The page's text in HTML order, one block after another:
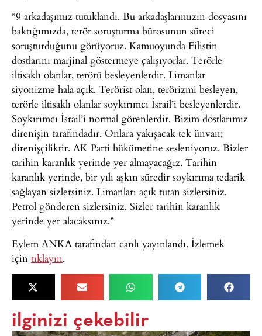
“9 arkadaşımız tutuklandı. Bu arkadaşlarımızın dosyasını
baktığımızda, terör soruşturma bürosunun süreci
soruşturduğunu görüyoruz. Kamuoyunda Filistin
dostlarını marjinal göstermeye çalışıyorlar. Terörle
iltisaklı olanlar, terörü besleyenlerdir. Limanlar
siyonizme hala açık. Terörist olan, terörizmi besleyen,
terörle iltisaklı olanlar soykırımcı İsrail’i besleyenlerdir.
Soykırımcı İsrail’i normal görenlerdir. Bizim dostlarımız
direnişin tarafındadır. Onlara yakışacak tek ünvan;
direnişçiliktir. AK Parti hükümetine sesleniyoruz. Bizler
tarihin karanlık yerinde yer almayacağız. Tarihin
karanlık yerinde, bir yılı aşkın süredir soykırıma tedarik
sağlayan sizlersiniz. Limanları açık tutan sizlersiniz.
Petrol gönderen sizlersiniz. Sizler tarihin karanlık
yerinde yer alacaksınız.”
Eylem ANKA tarafından canlı yayınlandı. İzlemek
için tıklayın.
ilginizi çekebilir